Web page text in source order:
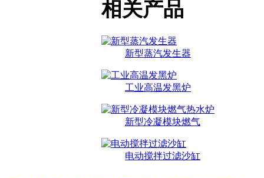
相关产品
新型蒸汽发生器
工业高温发黑炉
新型冷凝模块燃气
电动搅拌过滤沙缸